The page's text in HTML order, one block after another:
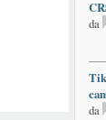
da
da